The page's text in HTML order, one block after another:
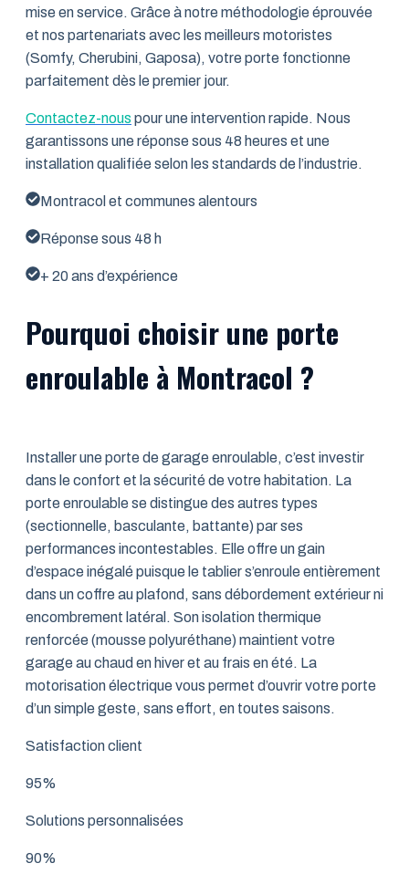
mise en service. Grâce à notre méthodologie éprouvée
et nos partenariats avec les meilleurs motoristes
(Somfy, Cherubini, Gaposa), votre porte fonctionne
parfaitement dès le premier jour.
Contactez-nous pour une intervention rapide. Nous
garantissons une réponse sous 48 heures et une
installation qualifiée selon les standards de l’industrie.
Montracol et communes alentours
Réponse sous 48 h
+ 20 ans d’expérience
Pourquoi choisir une porte
enroulable à Montracol ?
Installer une porte de garage enroulable, c’est investir
dans le confort et la sécurité de votre habitation. La
porte enroulable se distingue des autres types
(sectionnelle, basculante, battante) par ses
performances incontestables. Elle offre un gain
d’espace inégalé puisque le tablier s’enroule entièrement
dans un coffre au plafond, sans débordement extérieur ni
encombrement latéral. Son isolation thermique
renforcée (mousse polyuréthane) maintient votre
garage au chaud en hiver et au frais en été. La
motorisation électrique vous permet d’ouvrir votre porte
d’un simple geste, sans effort, en toutes saisons.
Satisfaction client
95%
Solutions personnalisées
90%